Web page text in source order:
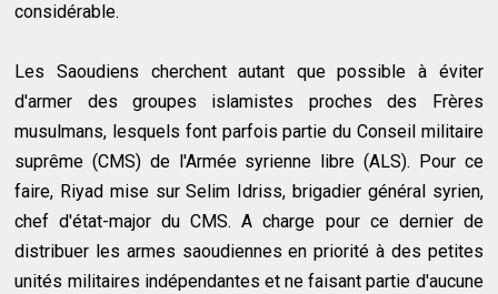
considérable.
Les Saoudiens cherchent autant que possible à éviter
d'armer des groupes islamistes proches des Frères
musulmans, lesquels font parfois partie du Conseil militaire
suprême (CMS) de l'Armée syrienne libre (ALS). Pour ce
faire, Riyad mise sur Selim Idriss, brigadier général syrien,
chef d'état-major du CMS. A charge pour ce dernier de
distribuer les armes saoudiennes en priorité à des petites
unités militaires indépendantes et ne faisant partie d'aucune